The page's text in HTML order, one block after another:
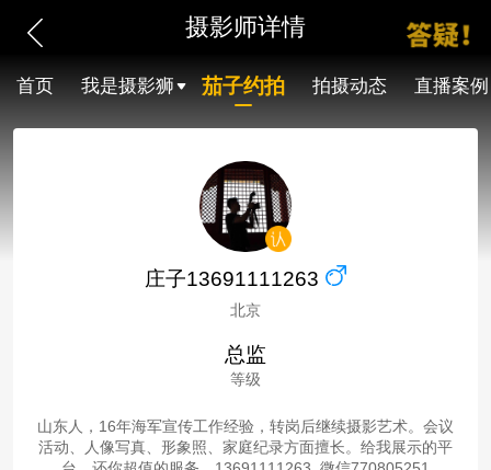
摄影师详情
首页 我是摄影狮 茄子约拍 拍摄动态 直播案例
庄子13691111263
北京
总监
等级
山东人，16年海军宣传工作经验，转岗后继续摄影艺术。会议
活动、人像写真、形象照、家庭纪录方面擅长。给我展示的平